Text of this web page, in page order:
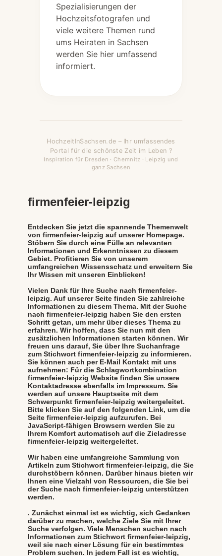
Spezialisierungen der
Hochzeitsfotografen und
viele weitere Themen rund
ums Heiraten in Sachsen
werden Sie hier umfassend
informiert.
HochzeitInSachsen.de – Ihr umfassendes
Portal für die schönste Zeit im Leben ?
Inspiration für Dresden · Chemnitz · Leipzig und
ganz Sachsen
firmenfeier-leipzig
Entdecken Sie jetzt die spannende Themenwelt
von firmenfeier-leipzig auf unserer Homepage.
Stöbern Sie durch eine Fülle an relevanten
Informationen und Erkenntnissen zu diesem
Gebiet. Profitieren Sie von unserem
umfangreichen Wissensschatz und erweitern Sie
Ihr Wissen mit unseren Einblicken!
Vielen Dank für Ihre Suche nach firmenfeier-
leipzig. Auf unserer Seite finden Sie zahlreiche
Informationen zu diesem Thema. Mit der Suche
nach firmenfeier-leipzig haben Sie den ersten
Schritt getan, um mehr über dieses Thema zu
erfahren. Wir hoffen, dass Sie nun mit den
zusätzlichen Informationen starten können. Wir
freuen uns darauf, Sie über Ihre Suchanfrage
zum Stichwort firmenfeier-leipzig zu informieren.
Sie können auch per E-Mail Kontakt mit uns
aufnehmen: Für die Schlagwortkombination
firmenfeier-leipzig Website finden Sie unsere
Kontaktadresse ebenfalls im Impressum. Sie
werden auf unsere Hauptseite mit dem
Schwerpunkt firmenfeier-leipzig weitergeleitet.
Bitte klicken Sie auf den folgenden Link, um die
Seite firmenfeier-leipzig aufzurufen. Bei
JavaScript-fähigen Browsern werden Sie zu
Ihrem Komfort automatisch auf die Zieladresse
firmenfeier-leipzig weitergeleitet.
Wir haben eine umfangreiche Sammlung von
Artikeln zum Stichwort firmenfeier-leipzig, die Sie
durchstöbern können. Darüber hinaus bieten wir
Ihnen eine Vielzahl von Ressourcen, die Sie bei
der Suche nach firmenfeier-leipzig unterstützen
werden.
. Zunächst einmal ist es wichtig, sich Gedanken
darüber zu machen, welche Ziele Sie mit Ihrer
Suche verfolgen. Viele Menschen suchen nach
Informationen zum Stichwort firmenfeier-leipzig,
weil sie nach einer Lösung für ein bestimmtes
Problem suchen. In jedem Fall ist es wichtig,